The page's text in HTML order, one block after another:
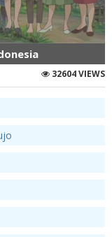
32604 VIEWS